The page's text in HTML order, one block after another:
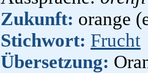
Zukunft: orange
Stichwort: Frucht
Übersetzung: